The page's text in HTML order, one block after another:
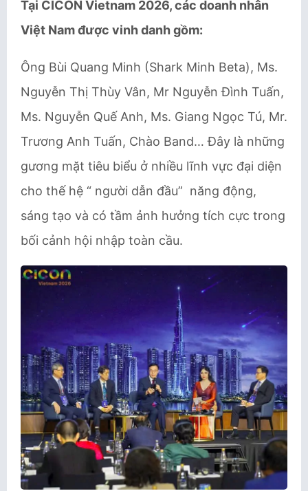
Tại CICON Vietnam 2026, các doanh nhân
Việt Nam được vinh danh gồm:
Ông Bùi Quang Minh (Shark Minh Beta), Ms.
Nguyễn Thị Thùy Vân, Mr Nguyễn Đình Tuấn,
Ms. Nguyễn Quế Anh, Ms. Giang Ngọc Tú, Mr.
Trương Anh Tuấn, Chào Band… Đây là những
gương mặt tiêu biểu ở nhiều lĩnh vực đại diện
cho thế hệ “ người dẫn đầu” năng động,
sáng tạo và có tầm ảnh hưởng tích cực trong
bối cảnh hội nhập toàn cầu.